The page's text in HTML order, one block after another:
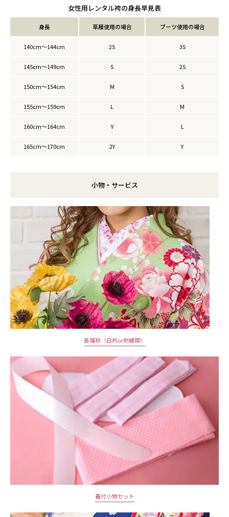
女性用レンタル袴の身長早見表
身長 草履使用の場合 ブーツ使用の場合
140cm～144cm 2S 3S
145cm～149cm S 2S
150cm～154cm M S
155cm～159cm L M
160cm～164cm Y L
165cm～170cm 2Y Y
小物・サービス
長襦袢（白衿or刺繍襟）
着付小物セット